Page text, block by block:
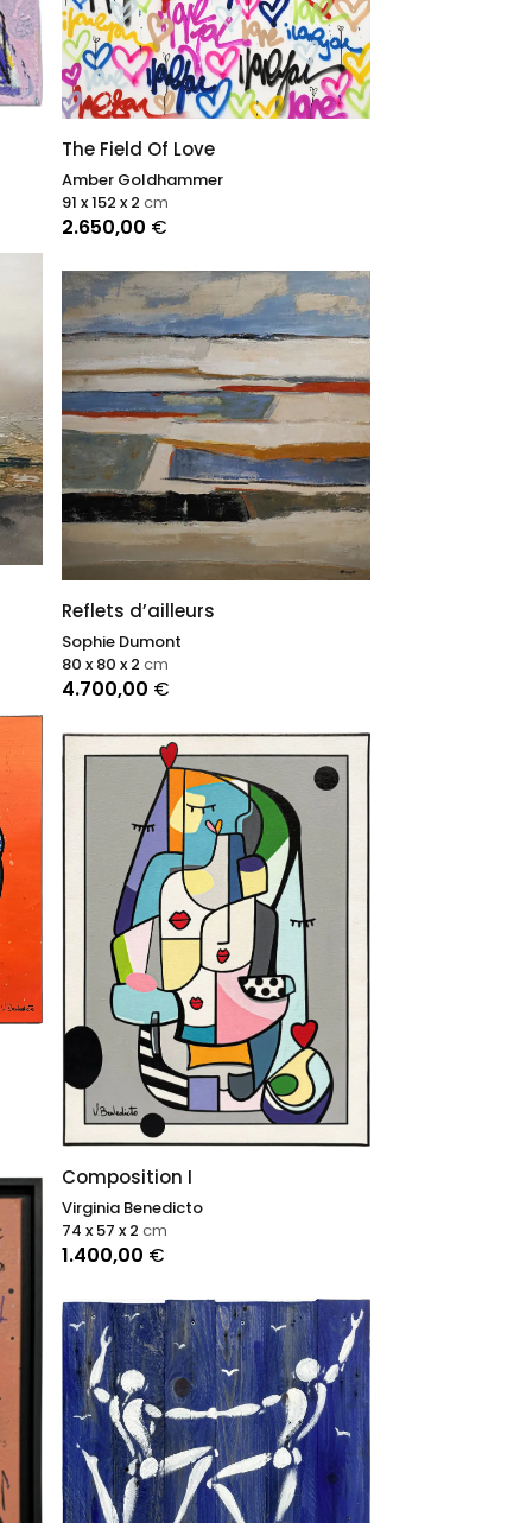
The Field Of Love
Amber Goldhammer
2.650,00 €
91 x 152 x 2 cm
Reflets d’ailleurs
Sophie Dumont
4.700,00 €
80 x 80 x 2 cm
Composition I
Virginia Benedicto
1.400,00 €
74 x 57 x 2 cm